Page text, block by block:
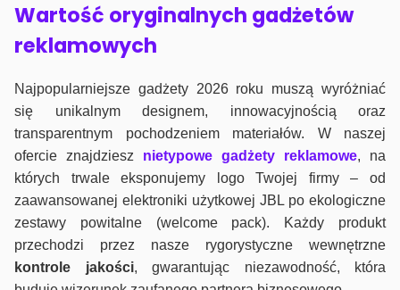
Wartość oryginalnych gadżetów
reklamowych
Najpopularniejsze gadżety 2026 roku muszą wyróżniać
się unikalnym designem, innowacyjnością oraz
transparentnym pochodzeniem materiałów. W naszej
ofercie znajdziesz nietypowe gadżety reklamowe, na
których trwale eksponujemy logo Twojej firmy – od
zaawansowanej elektroniki użytkowej JBL po ekologiczne
zestawy powitalne (welcome pack). Każdy produkt
przechodzi przez nasze rygorystyczne wewnętrzne
kontrole jakości, gwarantując niezawodność, która